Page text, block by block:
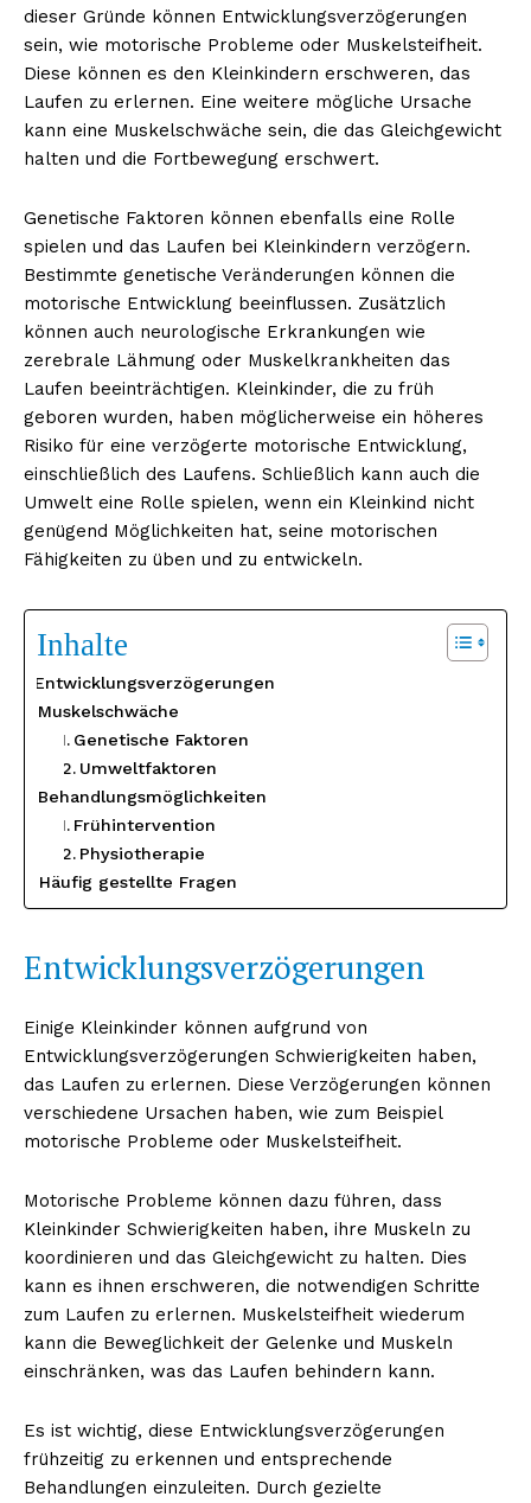
dieser Gründe können Entwicklungsverzögerungen
sein, wie motorische Probleme oder Muskelsteifheit.
Diese können es den Kleinkindern erschweren, das
Laufen zu erlernen. Eine weitere mögliche Ursache
kann eine Muskelschwäche sein, die das Gleichgewicht
halten und die Fortbewegung erschwert.
Genetische Faktoren können ebenfalls eine Rolle
spielen und das Laufen bei Kleinkindern verzögern.
Bestimmte genetische Veränderungen können die
motorische Entwicklung beeinflussen. Zusätzlich
können auch neurologische Erkrankungen wie
zerebrale Lähmung oder Muskelkrankheiten das
Laufen beeinträchtigen. Kleinkinder, die zu früh
geboren wurden, haben möglicherweise ein höheres
Risiko für eine verzögerte motorische Entwicklung,
einschließlich des Laufens. Schließlich kann auch die
Umwelt eine Rolle spielen, wenn ein Kleinkind nicht
genügend Möglichkeiten hat, seine motorischen
Fähigkeiten zu üben und zu entwickeln.
Inhalte
Entwicklungsverzögerungen
Muskelschwäche
Genetische Faktoren
Umweltfaktoren
Behandlungsmöglichkeiten
Frühintervention
Physiotherapie
Häufig gestellte Fragen
Entwicklungsverzögerungen
Einige Kleinkinder können aufgrund von
Entwicklungsverzögerungen Schwierigkeiten haben,
das Laufen zu erlernen. Diese Verzögerungen können
verschiedene Ursachen haben, wie zum Beispiel
motorische Probleme oder Muskelsteifheit.
Motorische Probleme können dazu führen, dass
Kleinkinder Schwierigkeiten haben, ihre Muskeln zu
koordinieren und das Gleichgewicht zu halten. Dies
kann es ihnen erschweren, die notwendigen Schritte
zum Laufen zu erlernen. Muskelsteifheit wiederum
kann die Beweglichkeit der Gelenke und Muskeln
einschränken, was das Laufen behindern kann.
Es ist wichtig, diese Entwicklungsverzögerungen
frühzeitig zu erkennen und entsprechende
Behandlungen einzuleiten. Durch gezielte